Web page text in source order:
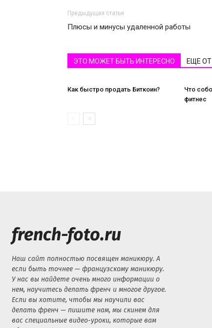
Предыдущая статья
Плюсы и минусы удаленной работы
ЭТО МОЖЕТ БЫТЬ ИНТЕРЕСНО ЕЩЕ
Как быстро продать Биткоин?
Что
фитнес
french-foto.ru
Наш сайт полностью посвящен маникюру. А
если быть точнее — французскому маникюру.
У нас вы найдете очень много информации о
нем, научитесь делать френч и многое другое.
Если вы хотите, чтобы мы научили вас
делать френч — пишите нам, мы скинем для
вас специальные видео-уроки, которые вам